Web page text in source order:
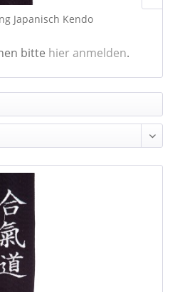
Japanisch Kendo
bitte hier anmelden.